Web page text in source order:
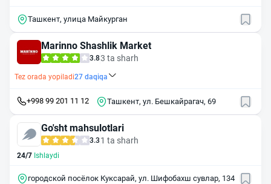
Ташкент, улица Майкурган
Marinno Shashlik Market
3.83 ta sharh
Tez orada yopiladi27 daqiqa
+998 99 201 11 12 Ташкент, ул. Бешкайрагач, 69
Go'sht mahsulotlari
3.3 1 ta sharh
24/7 Ishlaydi
городской посёлок Куксарай, ул. Шифобахш сувлар, 134